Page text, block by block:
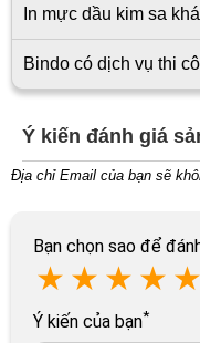
In mực dầu kim sa
Bindo có dịch vụ thi
Ý kiến đánh giá
Địa chỉ Email của bạn sẽ
Bạn chọn sao để
★ ★ ★ ★ ★
Ý kiến của bạn*